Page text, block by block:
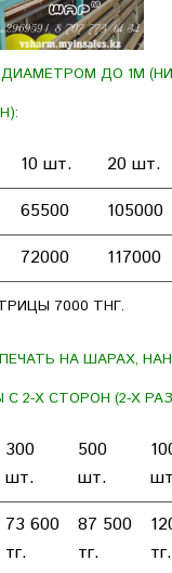
ДО 1М
10 шт. 20 шт.
65500 105000
72000 117000
7000 ТНГ.
НА ШАРАХ,
2-Х СТОРОН (2-Х
300
шт.
500
шт.
73 600
тг.
87 500
тг.
тг.